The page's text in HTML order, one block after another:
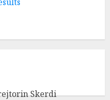
Skerdi